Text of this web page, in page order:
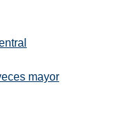
mayor